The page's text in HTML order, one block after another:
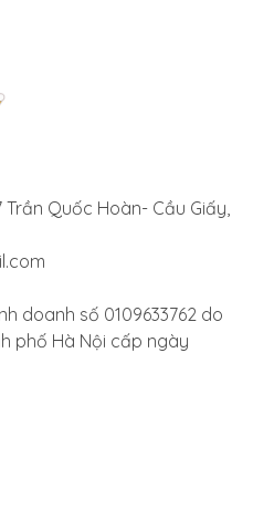
iPad
chuyên
bảo sửa
Với
kiện
,
cho dịch
Trần Quốc Hoàn- Cầu Giấy,
doanh số 0109633762 do
phố Hà Nội cấp ngày